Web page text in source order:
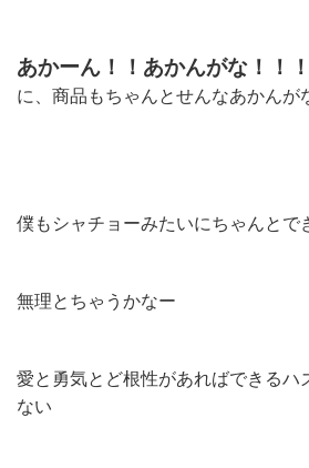
あかーん！！あかんがな！！！
に、商品もちゃんとせんなあかんが
僕もシャチョーみたいにちゃんとで
無理とちゃうかなー
愛と勇気とど根性があればできる
ない